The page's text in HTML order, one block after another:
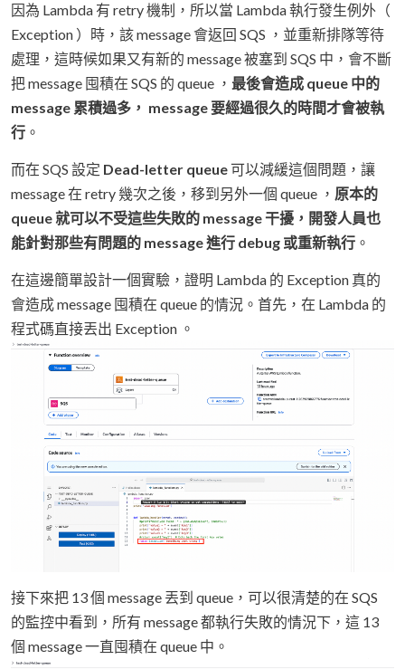
因為 Lambda 有 retry 機制，所以當 Lambda 執行發生例外（
Exception ）時，該 message 會返回 SQS ，並重新排隊等待
處理，這時候如果又有新的 message 被塞到 SQS 中，會不斷
把 message 囤積在 SQS 的 queue ， 最後會造成 queue 中的
message 累積過多， message 要經過很久的時間才會被執
行 。
而在 SQS 設定 Dead-letter queue 可以減緩這個問題，讓
message 在 retry 幾次之後，移到另外一個 queue ， 原本的
queue 就可以不受這些失敗的 message 干擾，開發人員也
能針對那些有問題的 message 進行 debug 或重新執行 。
在這邊簡單設計一個實驗，證明 Lambda 的 Exception 真的
會造成 message 囤積在 queue 的情況。首先，在 Lambda 的
程式碼直接丟出 Exception 。
接下來把 13 個 message 丟到 queue，可以很清楚的在 SQS
的監控中看到，所有 message 都執行失敗的情況下，這 13
個 message 一直囤積在 queue 中。